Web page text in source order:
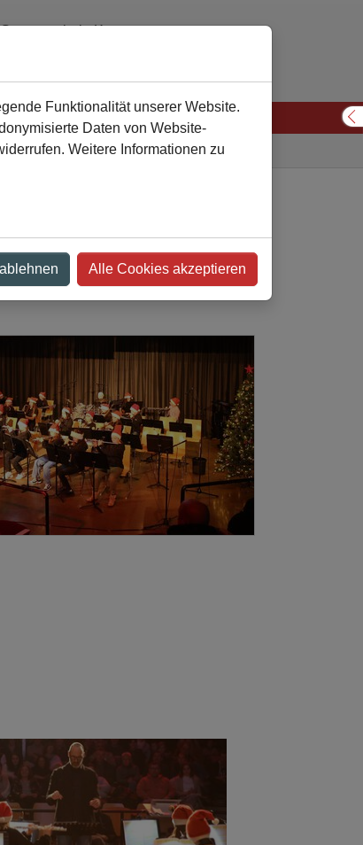
Gesamtschule Kamen
Aktuelles Artikel-Detailansicht
Funktionalität unserer Website.
Daten von Website-
Weitere Informationen zu
Alle Cookies akzeptieren